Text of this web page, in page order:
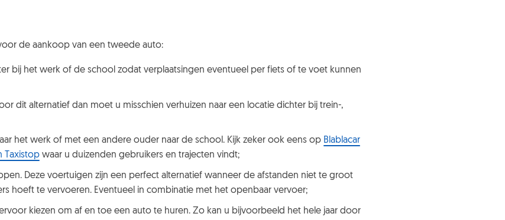
de aankoop van een tweede auto:
bij het werk of de school zodat verplaatsingen eventueel per fiets of te voet kunnen
dit alternatief dan moet u misschien verhuizen naar een locatie dichter bij trein-,
het werk of met een andere ouder naar de school. Kijk zeker ook eens op Blablacar
Taxistop waar u duizenden gebruikers en trajecten vindt;
Deze voertuigen zijn een perfect alternatief wanneer de afstanden niet te groot
hoeft te vervoeren. Eventueel in combinatie met het openbaar vervoer;
kiezen om af en toe een auto te huren. Zo kan u bijvoorbeeld het hele jaar door